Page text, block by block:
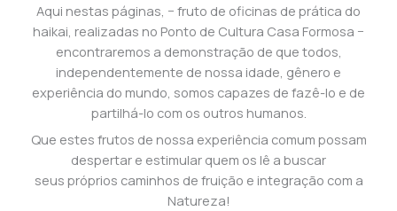
Aqui nestas páginas, − fruto de oficinas de prática do
haikai, realizadas no Ponto de Cultura Casa Formosa −
encontraremos a demonstração de que todos,
independentemente de nossa idade, gênero e
experiência do mundo, somos capazes de fazê-lo e de
partilhá-lo com os outros humanos.
Que estes frutos de nossa experiência comum possam
despertar e estimular quem os lê a buscar
seus próprios caminhos de fruição e integração com a
Natureza!